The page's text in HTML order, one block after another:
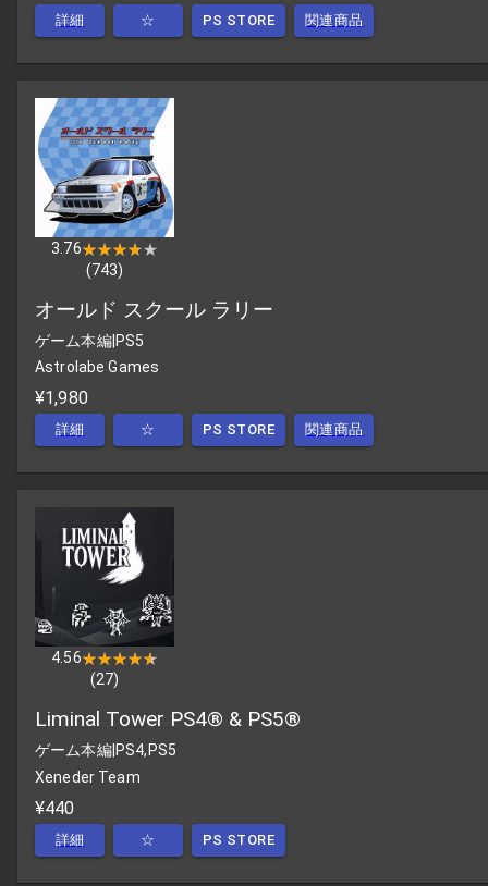
詳細 ☆ PS STORE 関連商品
3.76★★★★★
★★★★★
(743)
オールド スクール ラリー
ゲーム本編|PS5
Astrolabe Games
¥1,980
詳細 ☆ PS STORE 関連商品
4.56★★★★★
★★★★★
(27)
Liminal Tower PS4® & PS5®
ゲーム本編| PS4,PS5
Xeneder Team
¥440
詳細 ☆ PS STORE